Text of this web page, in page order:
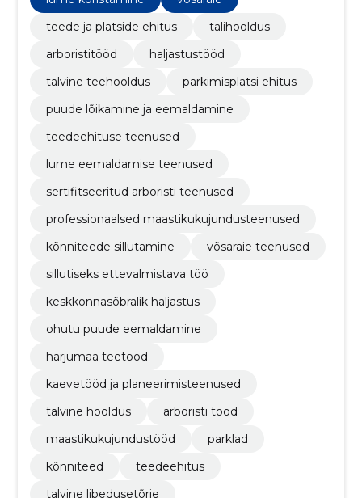
teede ja platside ehitus
talihooldus
arboristitööd
haljastustööd
talvine teehooldus
parkimisplatsi ehitus
puude lõikamine ja eemaldamine
teedeehituse teenused
lume eemaldamise teenused
sertifitseeritud arboristi teenused
professionaalsed maastikukujundusteenused
kõnniteede sillutamine
võsaraie teenused
sillutiseks ettevalmistava töö
keskkonnasõbralik haljastus
ohutu puude eemaldamine
harjumaa teetööd
kaevetööd ja planeerimisteenused
talvine hooldus
arboristi tööd
maastikukujundustööd
parklad
kõnniteed
teedeehitus
talvine libedusetõrje